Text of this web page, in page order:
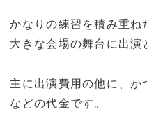
かなりの練習を積み重ね
大きな会場の舞台に出演
主に出演費用の他に、
などの代金です。